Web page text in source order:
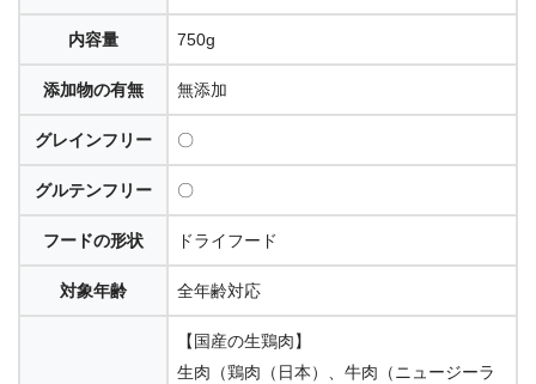
黒缶
Medyfas アドバ
内容量 750g
添加物の有無 無添加
グレインフリー 〇
グルテンフリー 〇
フードの形状 ドライフード
対象年齢 全年齢対応
【国産の生鶏肉】
生肉（鶏肉（日本）、牛肉（ニュージーラ